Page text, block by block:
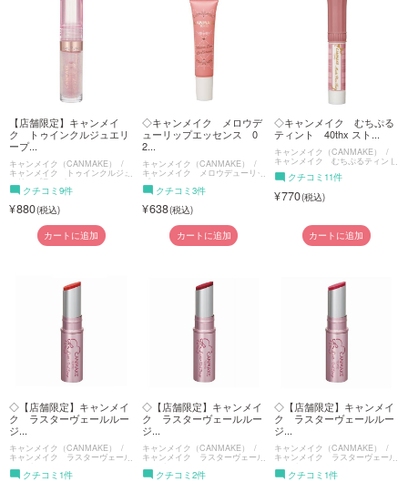
【店舗限定】キャンメイ
ク トゥインクルジュエリ
ープ...
キャンメイク（CANMAKE）
キャンメイク トゥインクルジュ
エリープランパー
クチコミ9件
880
カートに追加
◇キャンメイク メロウデ
ューリップエッセンス 0
2...
キャンメイク（CANMAKE）
キャンメイク メロウデューリッ
プエッセンス
クチコミ3件
638
カートに追加
◇キャンメイク むちぷる
ティント 40thx スト...
キャンメイク（CANMAKE）
キャンメイク むちぷるティント
クチコミ11件
770
カートに追加
◇【店舗限定】キャンメイ
ク ラスターヴェールルー
ジ...
キャンメイク（CANMAKE）
キャンメイク ラスターヴェール
クチコミ1件
◇【店舗限定】キャンメイ
ク ラスターヴェールルー
ジ...
キャンメイク（CANMAKE）
キャンメイク ラスターヴェール
クチコミ2件
◇【店舗限定】キャンメイ
ク ラスターヴェールルー
ジ...
キャンメイク（CANMAKE）
キャンメイク ラスターヴェール
クチコミ1件